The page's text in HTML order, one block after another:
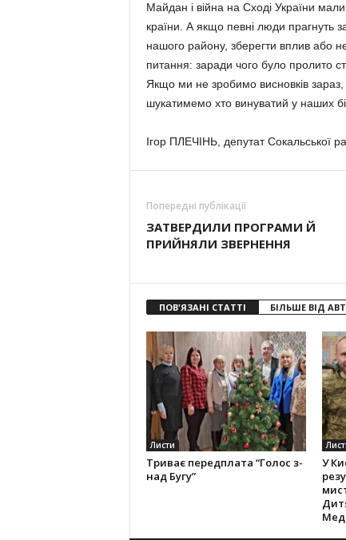
Майдан і війна на Сході України
країни. А якщо певні люди прагнуть
нашого району, зберегти вплив або
питання: заради чого було пролито
Якщо ми не зробимо висновків
шукатимемо хто винуватий у наших
Ігор ПЛЕЧІНЬ, депутат Сокальської
Попередні публікації
ЗАТВЕРДИЛИ ПРОГРАМИ Й
ПРИЙНЯЛИ ЗВЕРНЕННЯ
ПОВ'ЯЗАНІ СТАТТІ БІЛЬШЕ ВІД
Листи
Триває передплата “Голос з-
над Бугу”
У